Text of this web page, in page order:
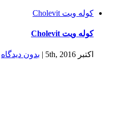
كوله ويت Cholevit
كوله ويت Cholevit
اکتبر 5th, 2016 | بدون ديدگاه